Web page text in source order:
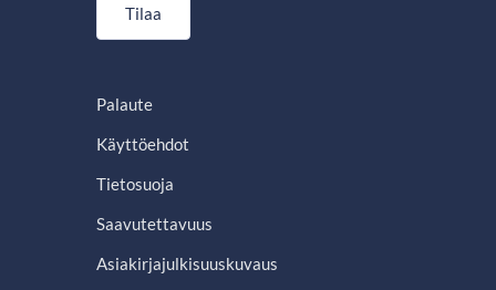
Tilaa
Palaute
Käyttöehdot
Tietosuoja
Saavutettavuus
Asiakirjajulkisuuskuvaus